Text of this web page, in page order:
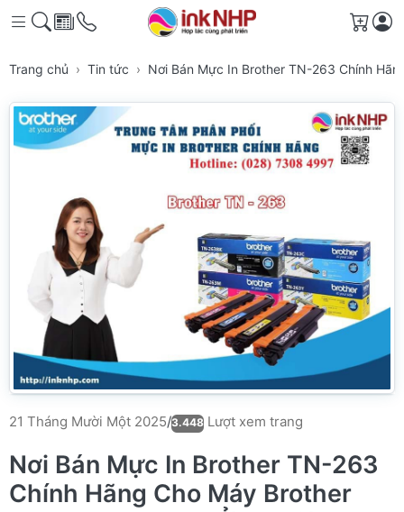
Giỏ
Trang chủ Tin tức Nơi Bán Mực In Brother TN-263 Chính
21 Tháng Mười Một 2025/3.448 Lượt xem trang
Nơi Bán Mực In Brother TN-263
Chính Hãng Cho Máy Brother